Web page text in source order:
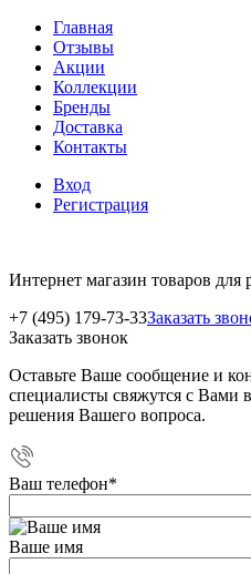
Главная
Отзывы
Акции
Коллекции
Бренды
Доставка
Контакты
Вход
Регистрация
Интернет магазин товаров для
+7 (495) 179-73-33Заказать
Заказать звонок
Оставьте Ваше сообщение и
специалисты свяжутся с Вами
решения Вашего вопроса.
Ваш телефон*
Ваше имя